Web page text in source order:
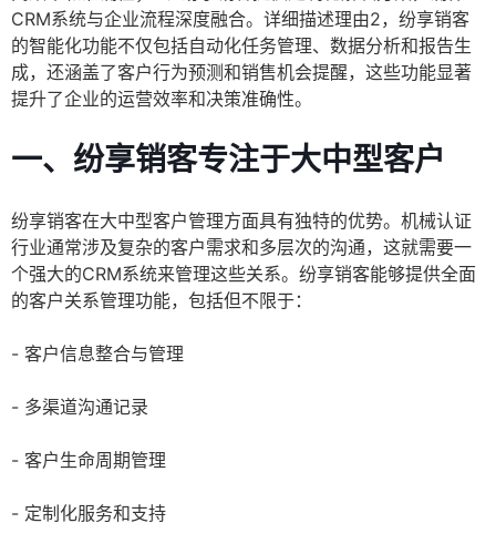
CRM系统与企业流程深度融合。详细描述理由2，纷享销客
的智能化功能不仅包括自动化任务管理、数据分析和报告生
成，还涵盖了客户行为预测和销售机会提醒，这些功能显著
提升了企业的运营效率和决策准确性。
一、纷享销客专注于大中型客户
纷享销客在大中型客户管理方面具有独特的优势。机械认证
行业通常涉及复杂的客户需求和多层次的沟通，这就需要一
个强大的CRM系统来管理这些关系。纷享销客能够提供全面
的客户关系管理功能，包括但不限于：
- 客户信息整合与管理
- 多渠道沟通记录
- 客户生命周期管理
- 定制化服务和支持